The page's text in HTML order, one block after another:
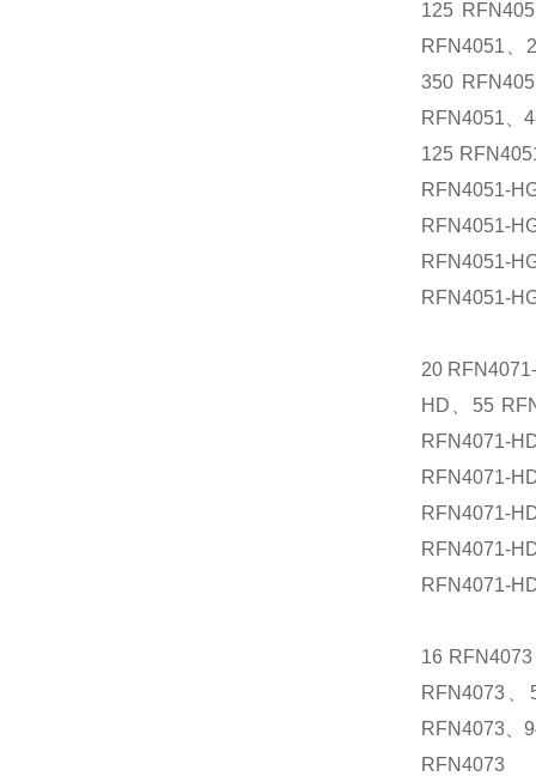
125
RFN4051、
350
RFN4051、
125
RFN4051-
RFN4051-
RFN4051-
RFN4051-
20
HD、55
RFN4071-
RFN4071-
RFN4071-
RFN4071-
RFN4071-
16
RFN4073
RFN4073、
RFN4073